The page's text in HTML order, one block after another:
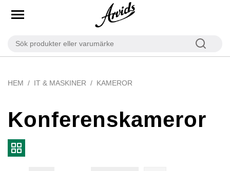
HEM IT & MASKINER KAMEROR
Konferenskameror